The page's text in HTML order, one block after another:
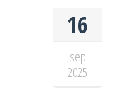
16
sep
2025